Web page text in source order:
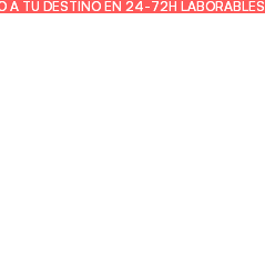
A TU DESTINO EN 24-72H LABORABLES
A TU DESTINO EN 24-72H LABORABLES